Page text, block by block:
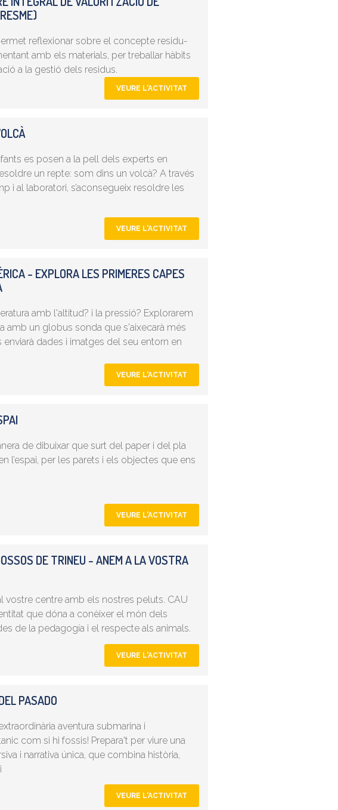
reflexionar sobre el concepte residu-
amb els materials, per treballar hàbits
a la gestió dels residus.
VEURE L'ACTIVITAT
es posen a la pell dels experts en
un repte: som dins un volcà? A través
i al laboratori, s’aconsegueix resoldre les
VEURE L'ACTIVITAT
- EXPLORA LES PRIMERES CAPES
amb l'altitud? i la pressió? Explorarem
amb un globus sonda que s'aixecarà més
enviarà dades i imatges del seu entorn en
VEURE L'ACTIVITAT
de dibuixar que surt del paper i del pla
l’espai, per les parets i els objectes que ens
VEURE L'ACTIVITAT
DE TRINEU - ANEM A LA VOSTRA
vostre centre amb els nostres peluts. CAU
que dóna a conèixer el món dels
de la pedagogía i el respecte als animals.
VEURE L'ACTIVITAT
PASADO
aventura submarina i
com si hi fossis! Prepara't per viure una
i narrativa única, que combina història,
VEURE L'ACTIVITAT